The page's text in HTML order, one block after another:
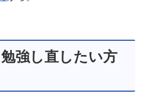
強し直したい方